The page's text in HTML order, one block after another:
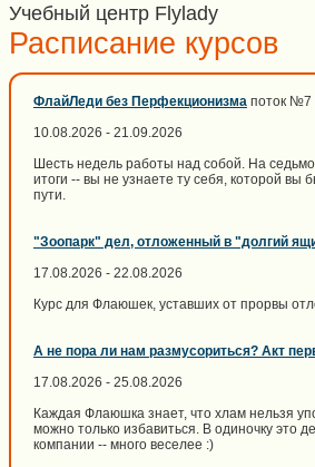
Учебный центр Flylady
Расписание курсов
ФлайЛеди без Перфекционизма поток №7
10.08.2026 - 21.09.2026
Шесть недель работы над собой. На
итоги -- вы не узнаете ту себя, которой вы
пути.
"Зоопарк" дел, отложенный в "долгий
17.08.2026 - 22.08.2026
Курс для Флаюшек, уставших от прорвы
А не пора ли нам размусориться? Акт
17.08.2026 - 25.08.2026
Каждая Флаюшка знает, что хлам нельзя
можно только избавиться. В одиночку это
компании -- много веселее :)